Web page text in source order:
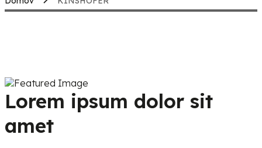
Lorem ipsum dolor sit
amet